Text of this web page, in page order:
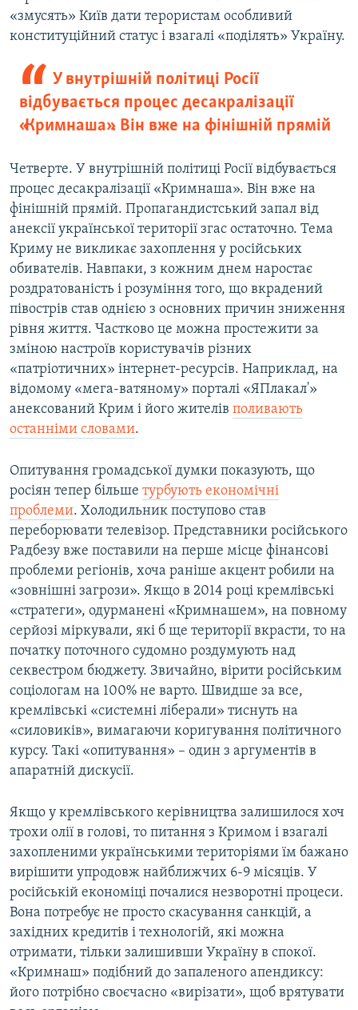
«змусять» Київ дати терористам особливий
конституційний статус і взагалі «поділять» Україну.
У внутрішній політиці Росії
відбувається процес десакралізації
«Кримнаша». Він вже на фінішній прямій
Четверте. У внутрішній політиці Росії відбувається
процес десакралізації «Кримнаша». Він вже на
фінішній прямій. Пропагандистський запал від
анексії української території згас остаточно. Тема
Криму не викликає захоплення у російських
обивателів. Навпаки, з кожним днем наростає
роздратованість і розуміння того, що вкрадений
півострів став однією з основних причин зниження
рівня життя. Частково це можна простежити за
зміною настроїв користувачів різних
«патріотичних» інтернет-ресурсів. Наприклад, на
відомому «мега-ватяному» порталі «ЯПлакал'»
анексований Крим і його жителів поливають
останніми словами.
Опитування громадської думки показують, що
росіян тепер більше турбують економічні
проблеми. Холодильник поступово став
переборювати телевізор. Представники російського
Радбезу вже поставили на перше місце фінансові
проблеми регіонів, хоча раніше акцент робили на
«зовнішні загрози». Якщо в 2014 році кремлівські
«стратеги», одурманені «Кримнашем», на повному
серйозі міркували, які б ще території вкрасти, то на
початку поточного судомно роздумують над
секвестром бюджету. Звичайно, вірити російським
соціологам на 100% не варто. Швидше за все,
кремлівські «системні ліберали» тиснуть на
«силовиків», вимагаючи коригування політичного
курсу. Такі «опитування» – один з аргументів в
апаратній дискусії.
Якщо у кремлівського керівництва залишилося хоч
трохи олії в голові, то питання з Кримом і взагалі
захопленими українськими територіями їм бажано
вирішити упродовж найближчих 6-9 місяців. У
російській економіці почалися незворотні процеси.
Вона потребує не просто скасування санкцій, а
західних кредитів і технологій, які можна
отримати, тільки залишивши Україну в спокої.
«Кримнаш» подібний до запаленого апендиксу:
його потрібно своєчасно «вирізати», щоб врятувати